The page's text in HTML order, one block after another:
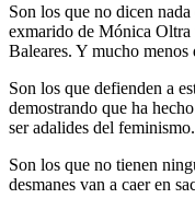
Son los que no dicen
exmarido de Mónica Oltra
Baleares. Y mucho
Son los que defienden a
demostrando que ha
ser adalides del feminismo.
Son los que no tienen
desmanes van a caer